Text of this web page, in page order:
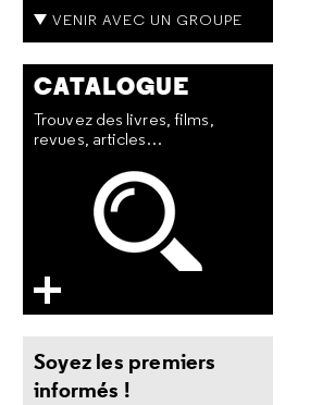
VENIR AVEC UN GROUPE
Soyez les premiers
informés !
CATALOGUE
Trouvez des livres, films,
revues, articles…